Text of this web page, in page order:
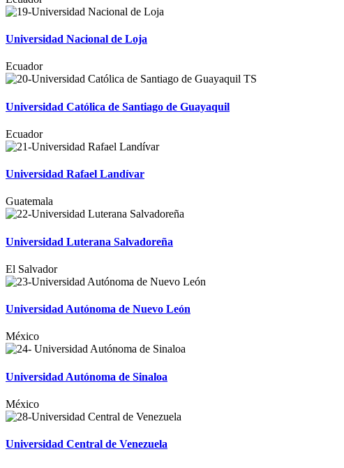
Universidad Nacional de Loja
Ecuador
Universidad Católica de Santiago de Guayaquil
Ecuador
Universidad Rafael Landívar
Guatemala
Universidad Luterana Salvadoreña
El Salvador
Universidad Autónoma de Nuevo León
México
Universidad Autónoma de Sinaloa
México
Universidad Central de Venezuela